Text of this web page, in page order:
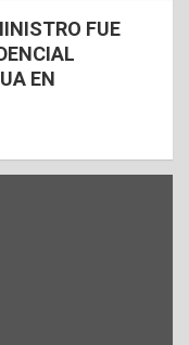
FUE
EN